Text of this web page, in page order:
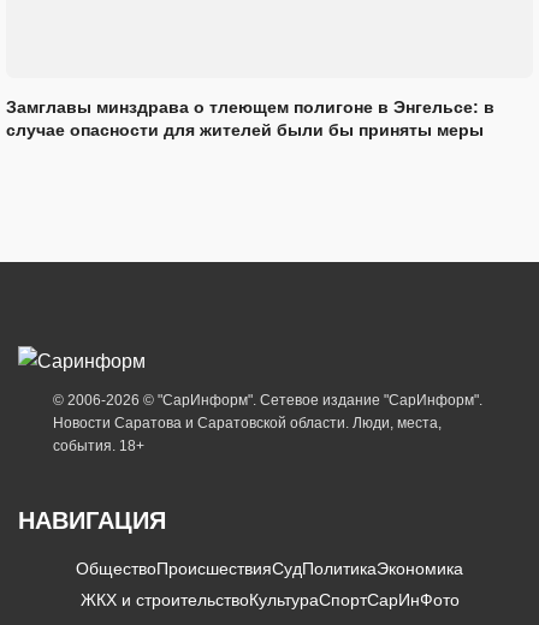
Замглавы минздрава о тлеющем полигоне в Энгельсе: в
случае опасности для жителей были бы приняты меры
© 2006-2026 © "СарИнформ". Сетевое издание "СарИнформ".
Новости Саратова и Саратовской области. Люди, места,
события. 18+
НАВИГАЦИЯ
ОбществоПроисшествияСудПолитикаЭкономика
ЖКХ и строительствоКультураСпортСарИнФото